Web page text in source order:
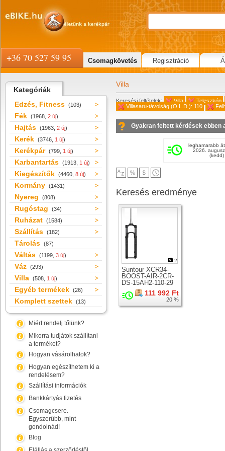
Kategóriák
Edzés, Fitness (103)
Fék (1968, 2 új)
Hajtás (1963, 2 új)
Kerék (3746, 1 új)
Kerékpár (799, 1 új)
Karbantartás (1913, 1 új)
Kiegészítők (4460, 8 új)
Kormány (1431)
Nyereg (808)
Rugóstag (34)
Ruházat (1584)
Szállítás (182)
Tárolás (87)
Váltás (1199, 3 új)
Váz (293)
Villa (508, 1 új)
Egyéb termékek (26)
Komplett szettek (13)
Miért rendelj tőlünk?
Mikorra tudjátok szállítani
a terméket?
Hogyan vásárolhatok?
Hogyan egészíthetem ki a
rendelésem?
Szállítási információk
Bankkártyás fizetés
Csomagcsere.
Egyszerűbb, mint
gondolnád!
Blog
Villa
Keresési feltételek: Villa
Teleszkóp
Villasaru-távolság (O.L.D.): 110
Gyakran feltett kérdések ebben
leghamarabb
2026.
(kedd)
Keresés eredménye
2
Suntour XCR34-
BOOST-AIR-2CR-
DS-15AH2-110-29
teleszkóp 29er
kerékhez111 992 Ft
20 %
+36 70 527 59 95 Csomagkövetés Regisztráció